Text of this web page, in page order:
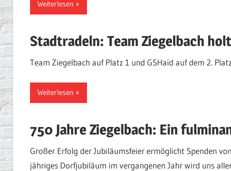
Weiterlesen
Stadtradeln: Team Ziegelbach
Team Ziegelbach auf Platz 1 und GSHaid auf dem 2. Platz
Weiterlesen
750 Jahre Ziegelbach: Ein
Großer Erfolg der Jubiläumsfeier ermöglicht Spenden
jähriges Dorfjubiläum im vergangenen Jahr wird uns